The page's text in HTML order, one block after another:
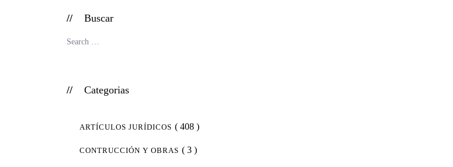
Buscar
Categorias
ARTÍCULOS JURÍDICOS ( 408 )
CONTRUCCIÓN Y OBRAS ( 3 )